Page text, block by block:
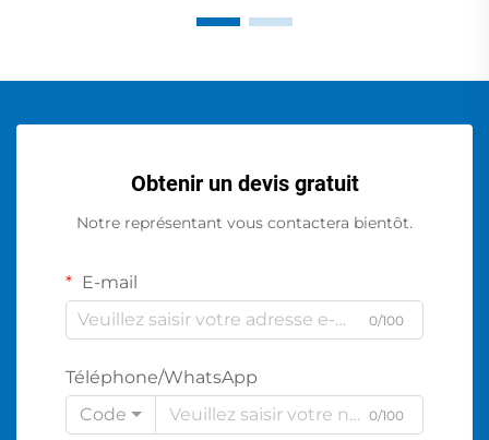
Obtenir un devis gratuit
Notre représentant vous contactera bientôt.
E-mail
0/100
Téléphone/WhatsApp
Code
0/100